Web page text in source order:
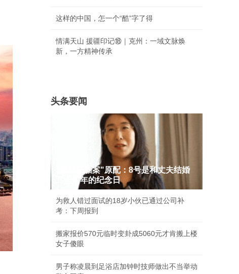
这样的中国，怎一个“酷”字了得
情满天山 援疆印记⑱｜克州：一域文脉焕
新，一方精神传承
头条要闻
"婚外胚胎案"原配：8号是和丈夫结婚
二十周年的纪念日
为救人错过面试的18岁小伙已通过公司补
考：下周报到
搬家报价570元临时变卦成5060元才肯搬上楼
女子傻眼
男子称凌晨到足浴店加钟时技师做出不当举动